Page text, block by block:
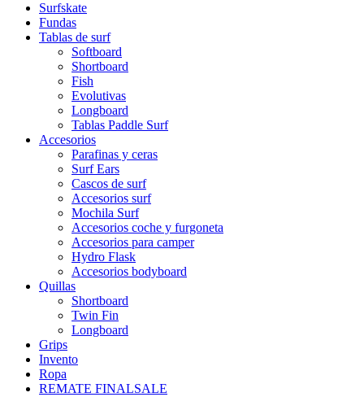
Surfskate
Fundas
Tablas de surf
Softboard
Shortboard
Fish
Evolutivas
Longboard
Tablas Paddle Surf
Accesorios
Parafinas y ceras
Surf Ears
Cascos de surf
Accesorios surf
Mochila Surf
Accesorios coche y furgoneta
Accesorios para camper
Hydro Flask
Accesorios bodyboard
Quillas
Shortboard
Twin Fin
Longboard
Grips
Invento
Ropa
REMATE FINALSALE